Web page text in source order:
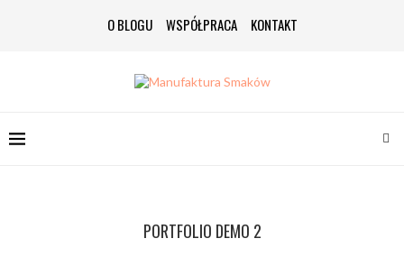
O BLOGU WSPÓŁPRACA KONTAKT
PORTFOLIO DEMO 2